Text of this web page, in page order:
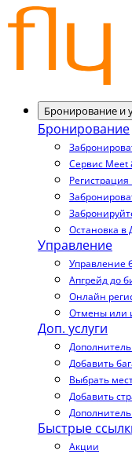
Бронирование и
Бронирование
Сервис Meet
Остановка в
Управление
Управление
Апгрейд до
Онлайн
Отмены или
Доп. услуги
Добавить
Выбрать
Добавить
Быстрые
Акции